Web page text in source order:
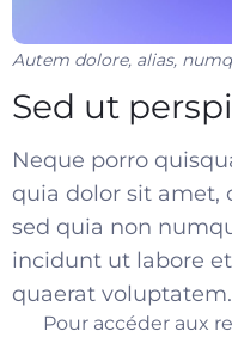
Autem dolore, alias,
Sed ut
Neque porro
quia dolor sit amet,
sed quia non
incidunt ut labore
quaerat voluptatem.
Pour accéder aux